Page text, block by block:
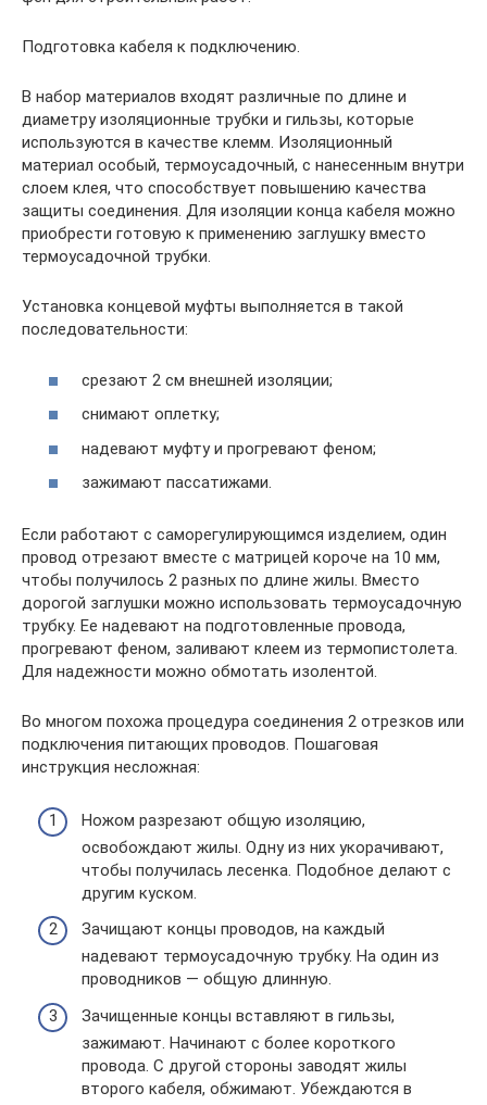
Подготовка кабеля к подключению.
В набор материалов входят различные по длине и
диаметру изоляционные трубки и гильзы, которые
используются в качестве клемм. Изоляционный
материал особый, термоусадочный, с нанесенным внутри
слоем клея, что способствует повышению качества
защиты соединения. Для изоляции конца кабеля можно
приобрести готовую к применению заглушку вместо
термоусадочной трубки.
Установка концевой муфты выполняется в такой
последовательности:
срезают 2 см внешней изоляции;
снимают оплетку;
надевают муфту и прогревают феном;
зажимают пассатижами.
Если работают с саморегулирующимся изделием, один
провод отрезают вместе с матрицей короче на 10 мм,
чтобы получилось 2 разных по длине жилы. Вместо
дорогой заглушки можно использовать термоусадочную
трубку. Ее надевают на подготовленные провода,
прогревают феном, заливают клеем из термопистолета.
Для надежности можно обмотать изолентой.
Во многом похожа процедура соединения 2 отрезков или
подключения питающих проводов. Пошаговая
инструкция несложная:
Ножом разрезают общую изоляцию,
освобождают жилы. Одну из них укорачивают,
чтобы получилась лесенка. Подобное делают с
другим куском.
Зачищают концы проводов, на каждый
надевают термоусадочную трубку. На один из
проводников — общую длинную.
Зачищенные концы вставляют в гильзы,
зажимают. Начинают с более короткого
провода. С другой стороны заводят жилы
второго кабеля, обжимают. Убеждаются в